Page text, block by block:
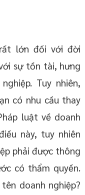
lớn đối với đời
sự tồn tài, hưng
Tuy nhiên,
có nhu cầu thay
luật về doanh
này, tuy nhiên
phải được thông
có thẩm quyền.
doanh nghiệp?